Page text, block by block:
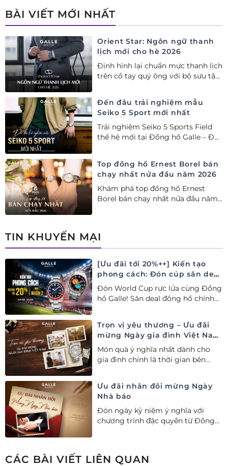
BÀI VIẾT MỚI NHẤT
Orient Star: Ngôn ngữ thanh
lịch mới cho hè 2026
Định hình lại chuẩn mực thanh lịch
trên cổ tay quý ông với bộ sưu tập
Đến đâu trải nghiệm mẫu
Seiko 5 Sport mới nhất
Trải nghiệm Seiko 5 Sports Field
thế hệ mới tại Đồng hồ Galle – Đại
Top đồng hồ Ernest Borel bán
chạy nhất nửa đầu năm 2026
Khám phá top đồng hồ Ernest
Borel bán chạy nhất nửa đầu năm
TIN KHUYẾN MẠI
[Ưu đãi tới 20%++] Kiến tạo
phong cách: Đón cúp săn deal
– Siêu ưu đãi đồng hành cùng
World Cup
Đón World Cup rực lửa cùng Đồng
hồ Galle! Săn deal đồng hồ chính
Trọn vị yêu thương – Ưu đãi
mừng Ngày gia đình Việt Nam
28/06
Món quà ý nghĩa nhất dành cho
gia đình chính là thời gian bên
Gia đình Việt Nam.
Ưu đãi nhân đôi mừng Ngày
Nhà báo
Đón ngày kỷ niệm ý nghĩa với
chương trình đặc quyền từ Đồng
CÁC BÀI VIẾT LIÊN QUAN